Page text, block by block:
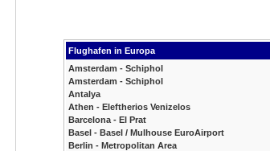
Flughafen in Europa
Amsterdam - Schiphol
Amsterdam - Schiphol
Antalya
Athen - Eleftherios Venizelos
Barcelona - El Prat
Basel - Basel / Mulhouse EuroAirport
Berlin - Metropolitan Area